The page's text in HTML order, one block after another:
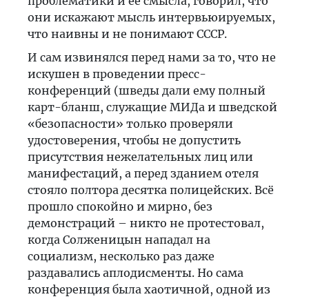
они искажают мысль интервьюируемых,
что наивны и не понимают СССР.
И сам извинялся перед нами за то, что не
искушен в проведении пресс-
конференций (шведы дали ему полный
карт-бланш, служащие МИДа и шведской
«безопасности» только проверяли
удостоверения, чтобы не допустить
присутствия нежелательных лиц или
манифестаций, а перед зданием отеля
стояло полтора десятка полицейских. Всё
прошло спокойно и мирно, без
демонстраций – никто не протестовал,
когда Солженицын нападал на
социализм, несколько раз даже
раздавались аплодисменты. Но сама
конференция была хаотичной, одной из